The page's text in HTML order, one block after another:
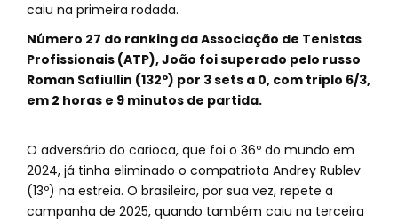
caiu na primeira rodada.
Número 27 do ranking da Associação de Tenistas
Profissionais (ATP), João foi superado pelo russo
Roman Safiullin (132º) por 3 sets a 0, com triplo 6/3,
em 2 horas e 9 minutos de partida.
O adversário do carioca, que foi o 36º do mundo em
2024, já tinha eliminado o compatriota Andrey Rublev
(13º) na estreia. O brasileiro, por sua vez, repete a
campanha de 2025, quando também caiu na terceira